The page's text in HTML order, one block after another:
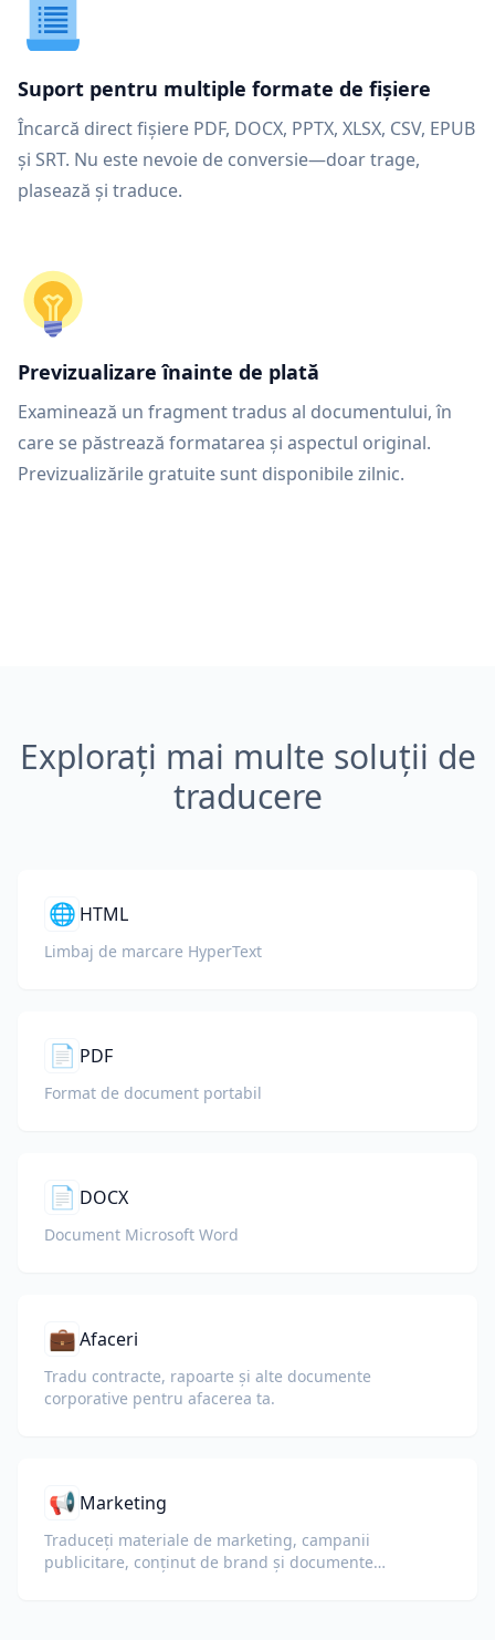
Suport pentru multiple formate de fișiere
Încarcă direct fișiere PDF, DOCX, PPTX, XLSX, CSV, EPUB
și SRT. Nu este nevoie de conversie—doar trage,
plasează și traduce.
Previzualizare înainte de plată
Examinează un fragment tradus al documentului, în
care se păstrează formatarea și aspectul original.
Previzualizările gratuite sunt disponibile zilnic.
Explorați mai multe soluții de
traducere
🌐 HTML
Limbaj de marcare HyperText
📄 PDF
Format de document portabil
📄 DOCX
Document Microsoft Word
💼Afaceri
Tradu contracte, rapoarte și alte documente
corporative pentru afacerea ta.
📢 Marketing
Traduceți materiale de marketing, campanii
publicitare, conținut de brand și documente